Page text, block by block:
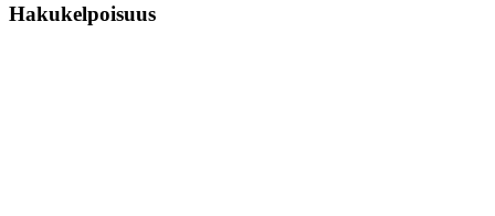
Hakukelpoisuus